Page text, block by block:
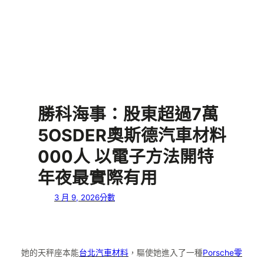
勝科海事：股東超過7萬
5OSDER奧斯德汽車材料
000人 以電子方法開特
年夜最實際有用
3 月 9, 2026分數
她的天秤座本能台北汽車材料 ，驅使她進入了一種Porsche零